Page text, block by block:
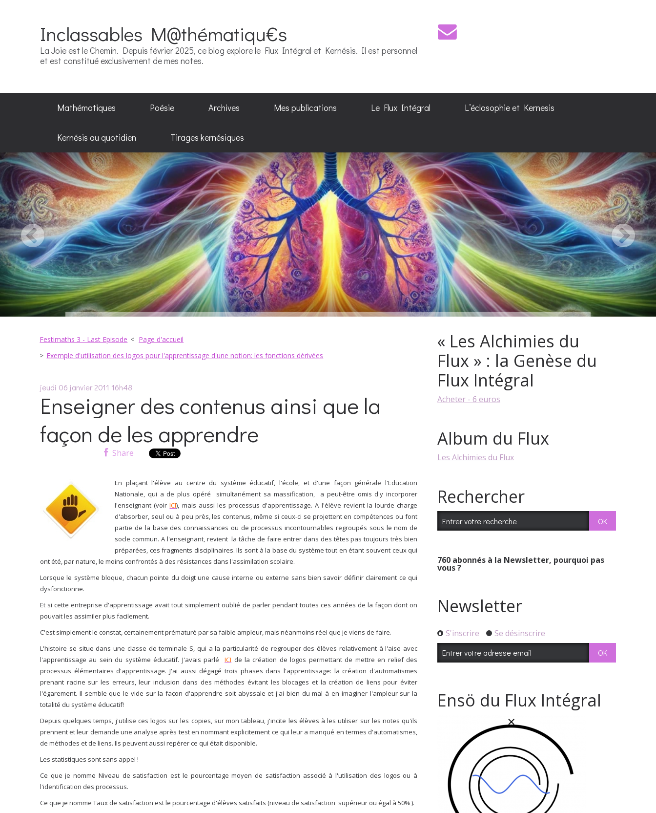
Inclassables M@thématiqu€s
La Joie est le Chemin. Depuis février 2025, ce blog explore le Flux Intégral et Kernésis. Il est personnel
et est constitué exclusivement de mes notes.
Mathématiques Poésie Archives Mes publications Le Flux Intégral L’éclosophie et Kernesis
Kernésis au quotidien Tirages kernésiques
Festimaths 3 - Last Episode
Page d'accueil
Exemple d'utilisation des logos pour l'apprentissage d'une notion: les fonctions dérivées
jeudi 06 janvier 2011 16h48
Enseigner des contenus ainsi que la
façon de les apprendre
Share
En plaçant l'élève au centre du système éducatif, l'école, et d'une façon générale l'Education
Nationale, qui a de plus opéré simultanément sa massification, a peut-être omis d'y incorporer
l'enseignant (voirICI), mais aussi les processus d'apprentissage. A l'élève revient la lourde charge
d'absorber, seul ou à peu près, les contenus, même si ceux-ci se projettent en compétences ou font
partie de la base des connaissances ou de processus incontournables regroupés sous le nom de
socle commun. A l'enseignant, revient la tâche de faire entrer dans des têtes pas toujours très bien
préparées, ces fragments disciplinaires. Ils sont à la base du système tout en étant souvent ceux qui
ont été, par nature, le moins confrontés à des résistances dans l'assimilation scolaire.
Lorsque le système bloque, chacun pointe du doigt une cause interne ou externe sans bien savoir définir clairement ce qui
dysfonctionne.
Et si cette entreprise d'apprentissage avait tout simplement oublié de parler pendant toutes ces années de la façon dont on
pouvait les assimiler plus facilement.
C'est simplement le constat, certainement prématuré par sa faible ampleur, mais néanmoins réel que je viens de faire.
L'histoire se situe dans une classe de terminale S, qui a la particularité de regrouper des élèves relativement à l'aise avec
l'apprentissage au sein du système éducatif. J'avais parléICI de la création de logos permettant de mettre en relief des
processus élémentaires d'apprentissage. J'ai aussi dégagé trois phases dans l'apprentissage: la création d'automatismes
prenant racine sur les erreurs, leur inclusion dans des méthodes évitant les blocages et la création de liens pour éviter
l'égarement. Il semble que le vide sur la façon d'apprendre soit abyssale et j'ai bien du mal à en imaginer l'ampleur sur la
totalité du système éducatif!
Depuis quelques temps, j'utilise ces logos sur les copies, sur mon tableau, j'incite les élèves à les utiliser sur les notes qu'ils
prennent et leur demande une analyse après test en nommant explicitement ce qui leur a manqué en termes d'automatismes,
de méthodes et de liens. Ils peuvent aussi repérer ce qui était disponible.
Les statistiques sont sans appel !
Ce que je nomme Niveau de satisfaction est le pourcentage moyen de satisfaction associé à l'utilisation des logos ou à
l'identification des processus.
Ce que je nomme Taux de satisfaction est le pourcentage d'élèves satisfaits (niveau de satisfaction supérieur ou égal à 50% ).
« Les Alchimies du
Flux » : la Genèse du
Flux Intégral
Acheter - 6 euros
Album du Flux
Les Alchimies du Flux
Rechercher
760abonnés à la Newsletter, pourquoi pas
vous ?
Newsletter
S'inscrire Se désinscrire
Ensö du Flux Intégral